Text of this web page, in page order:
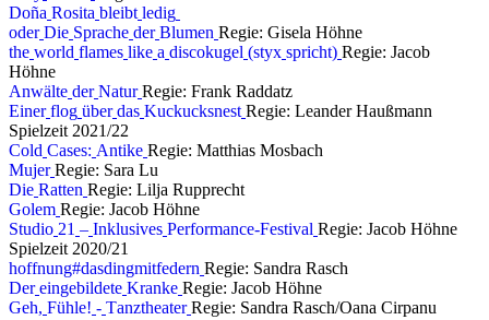
Doña Rosita bleibt ledig
oder Die Sprache der Blumen Regie: Gisela Höhne
the world flames like a discokugel (styx spricht) Regie: Jacob
Höhne
Anwälte der Natur Regie: Frank Raddatz
Einer flog über das Kuckucksnest Regie: Leander Haußmann
Spielzeit 2021/22
Cold Cases: Antike Regie: Matthias Mosbach
Mujer Regie: Sara Lu
Die Ratten Regie: Lilja Rupprecht
Golem Regie: Jacob Höhne
Studio 21 – Inklusives Performance-Festival Regie: Jacob Höhne
Spielzeit 2020/21
hoffnung#dasdingmitfedern Regie: Sandra Rasch
Der eingebildete Kranke Regie: Jacob Höhne
Geh, Fühle! - Tanztheater Regie: Sandra Rasch/Oana Cirpanu